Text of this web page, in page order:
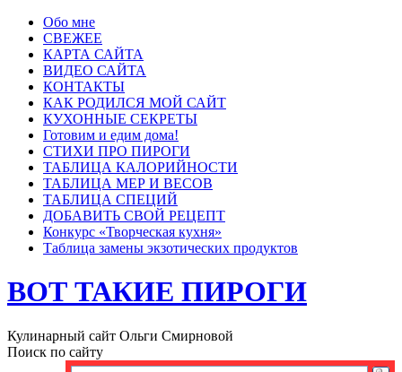
Обо мне
СВЕЖЕЕ
КАРТА САЙТА
ВИДЕО САЙТА
КОНТАКТЫ
КАК РОДИЛСЯ МОЙ САЙТ
КУХОННЫЕ СЕКРЕТЫ
Готовим и едим дома!
СТИХИ ПРО ПИРОГИ
ТАБЛИЦА КАЛОРИЙНОСТИ
ТАБЛИЦА МЕР И ВЕСОВ
ТАБЛИЦА СПЕЦИЙ
ДОБАВИТЬ СВОЙ РЕЦЕПТ
Конкурс «Творческая кухня»
Таблица замены экзотических продуктов
ВОТ ТАКИЕ ПИРОГИ
Кулинарный сайт Ольги Смирновой
Поиск по сайту